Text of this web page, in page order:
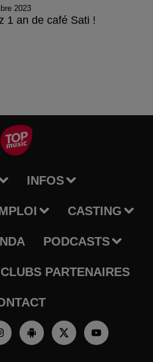
2023
1 an de café Sati !
INFOS
CASTING
PODCASTS
CLUBS PARTENAIRES